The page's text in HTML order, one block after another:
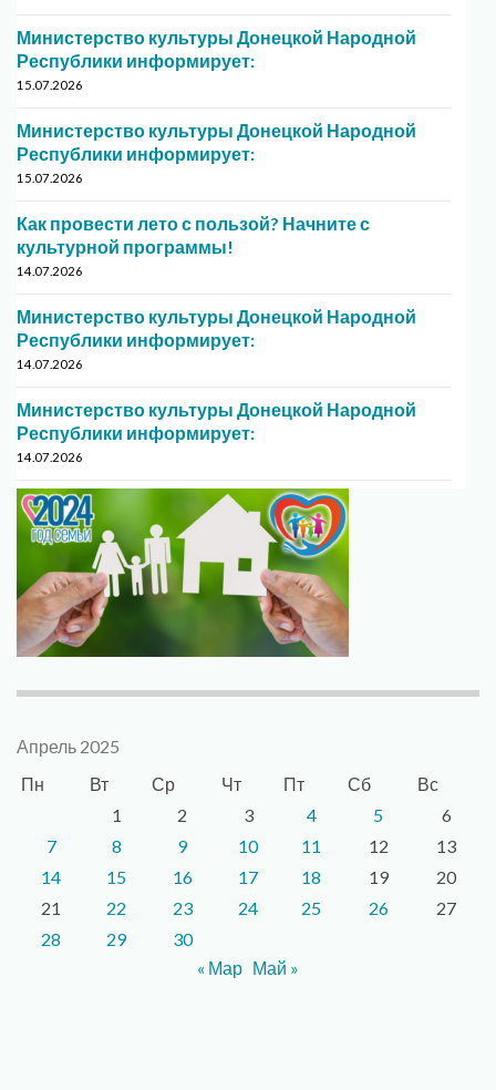
Министерство культуры Донецкой Народной
Республики информирует:
15.07.2026
Министерство культуры Донецкой Народной
Республики информирует:
15.07.2026
Как провести лето с пользой? Начните с
культурной программы!
14.07.2026
Министерство культуры Донецкой Народной
Республики информирует:
14.07.2026
Министерство культуры Донецкой Народной
Республики информирует:
14.07.2026
Апрель 2025
Пн
Вт Ср Чт Пт Сб
Вс
1
2 3 4 5
6
7
8 9 10 11 12
13
14
15 16 17 18 19
20
21
22 23 24 25 26
27
28
29
30
« Мар Май »